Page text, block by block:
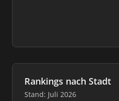
Rankings nach Stadt
Stand: Juli 2026